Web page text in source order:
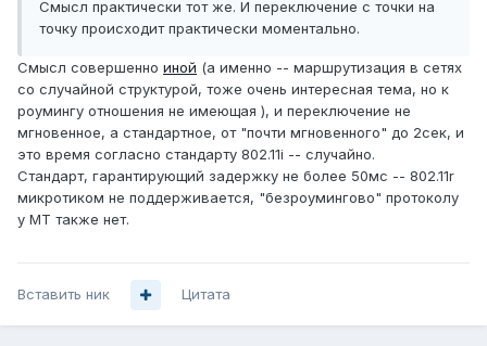
Смысл практически тот же. И переключение с точки на
точку происходит практически моментально.
Смысл совершенно иной (а именно -- маршрутизация в сетях
со случайной структурой, тоже очень интересная тема, но к
роумингу отношения не имеющая ), и переключение не
мгновенное, а стандартное, от "почти мгновенного" до 2сек, и
это время согласно стандарту 802.11i -- случайно.
Стандарт, гарантирующий задержку не более 50мс -- 802.11r
микротиком не поддерживается, "безроумингово" протоколу
у МТ также нет.
Вставить ник Цитата